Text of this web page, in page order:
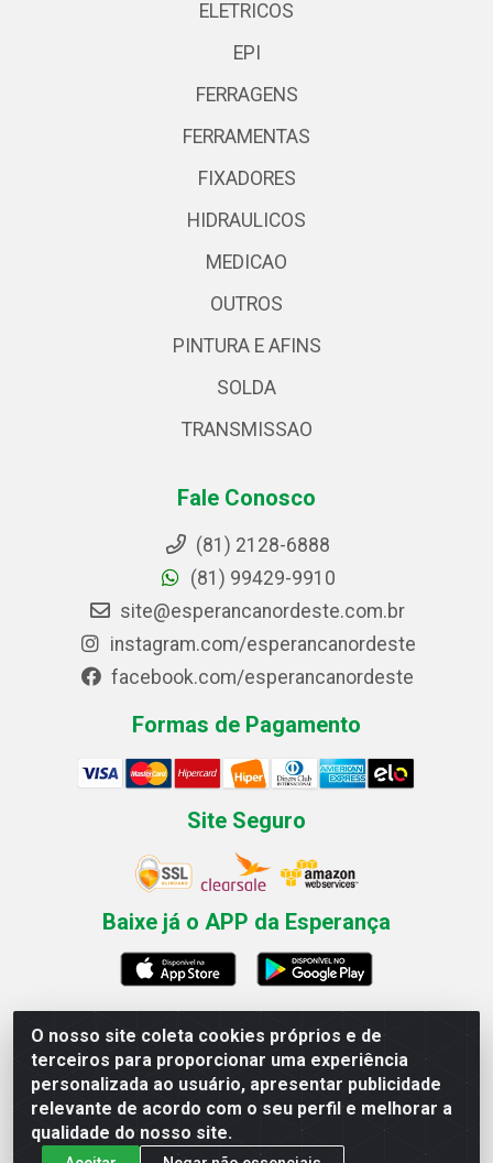
O nosso site coleta cookies próprios e de
terceiros para proporcionar uma experiência
personalizada ao usuário, apresentar publicidade
relevante de acordo com o seu perfil e melhorar a
qualidade do nosso site.
ELETRICOS
EPI
FERRAGENS
FERRAMENTAS
FIXADORES
HIDRAULICOS
MEDICAO
OUTROS
PINTURA E AFINS
SOLDA
TRANSMISSAO
Fale Conosco
(81) 2128-6888
(81) 99429-9910
site@esperancanordeste.com.br
instagram.com/esperancanordeste
facebook.com/esperancanordeste
Formas de Pagamento
Site Seguro
Baixe já o APP da Esperança
Esperança Nordeste - Rua Professor Caldas Filho, 291 -
Estância - Recife / PE CEP: 50771-335 - CNPJ
03.666.136/0001-23